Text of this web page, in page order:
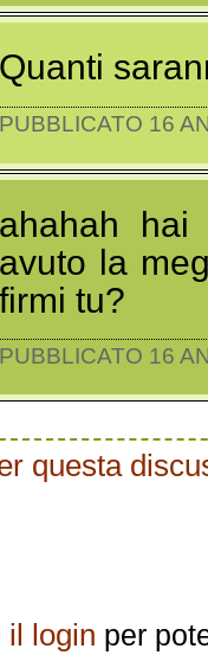
Quanti
PUBBLICATO 16
ahahah
avuto la
firmi tu?
PUBBLICATO 16
questa
il login per